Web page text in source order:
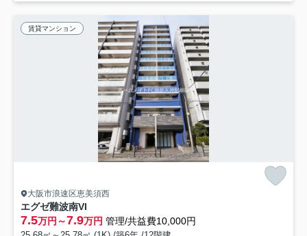
賃貸マンション
大阪市浪速区恵美須西
エグゼ難波南VI
7.5万円～7.9万円 管理/共益費10,000円